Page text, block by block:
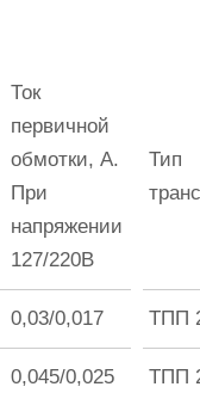
Ток
первичной
обмотки, А.
При
напряжении
127/220В
0,03/0,017
0,045/0,025
Тип
ТПП
ТПП